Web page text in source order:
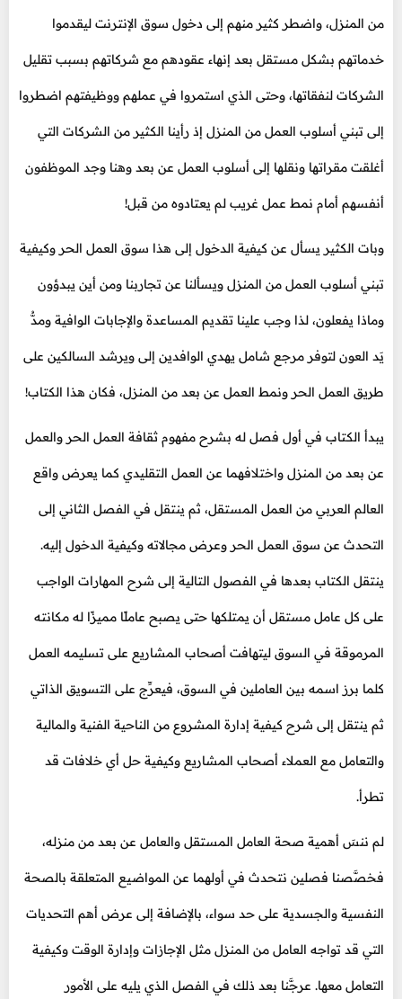
من المنزل، واضطر كثير منهم إلى دخول سوق الإنترنت ليقدموا
خدماتهم بشكل مستقل بعد إنهاء عقودهم مع شركاتهم بسبب تقليل
الشركات لنفقاتها، وحتى الذي استمروا في عملهم ووظيفتهم اضطروا
إلى تبني أسلوب العمل من المنزل إذ رأينا الكثير من الشركات التي
أغلقت مقراتها ونقلها إلى أسلوب العمل عن بعد وهنا وجد الموظفون
أنفسهم أمام نمط عمل غريب لم يعتادوه من قبل!
وبات الكثير يسأل عن كيفية الدخول إلى هذا سوق العمل الحر وكيفية
تبني أسلوب العمل من المنزل ويسألنا عن تجاربنا ومن أين يبدؤون
وماذا يفعلون، لذا وجب علينا تقديم المساعدة والإجابات الوافية ومدُّ
يَد العون لتوفر مرجع شامل يهدي الوافدين إلى ويرشد السالكين على
طريق العمل الحر ونمط العمل عن بعد من المنزل، فكان هذا الكتاب!
يبدأ الكتاب في أول فصل له بشرح مفهوم ثقافة العمل الحر والعمل
عن بعد من المنزل واختلافهما عن العمل التقليدي كما يعرض واقع
العالم العربي من العمل المستقل، ثم ينتقل في الفصل الثاني إلى
التحدث عن سوق العمل الحر وعرض مجالاته وكيفية الدخول إليه.
ينتقل الكتاب بعدها في الفصول التالية إلى شرح المهارات الواجب
على كل عامل مستقل أن يمتلكها حتى يصبح عاملًا مميزًا له مكانته
المرموقة في السوق ليتهافت أصحاب المشاريع على تسليمه العمل
كلما برز اسمه بين العاملين في السوق، فيعرِّج على التسويق الذاتي
ثم ينتقل إلى شرح كيفية إدارة المشروع من الناحية الفنية والمالية
والتعامل مع العملاء أصحاب المشاريع وكيفية حل أي خلافات قد
تطرأ.
لم ننسَ أهمية صحة العامل المستقل والعامل عن بعد من منزله،
فخصَّصنا فصلين نتحدث في أولهما عن المواضيع المتعلقة بالصحة
النفسية والجسدية على حد سواء، بالإضافة إلى عرض أهم التحديات
التي قد تواجه العامل من المنزل مثل الإجازات وإدارة الوقت وكيفية
التعامل معها. عرجَّنا بعد ذلك في الفصل الذي يليه على الأمور